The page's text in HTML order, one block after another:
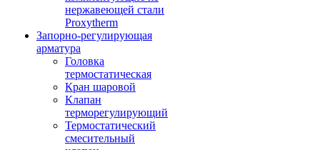
нержавеющей стали
Proxytherm
Запорно-регулирующая
арматура
Головка
термостатическая
Кран шаровой
Клапан
терморегулирующий
Термостатический
смесительный